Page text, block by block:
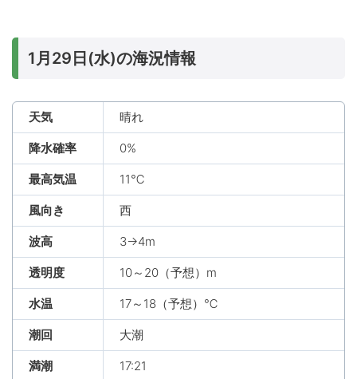
1月29日(水)の海況情報
天気 晴れ
降水確率 0%
最高気温 11℃
風向き 西
波高 3→4m
透明度 10～20（予想）m
水温 17～18（予想）℃
潮回 大潮
満潮 17:21